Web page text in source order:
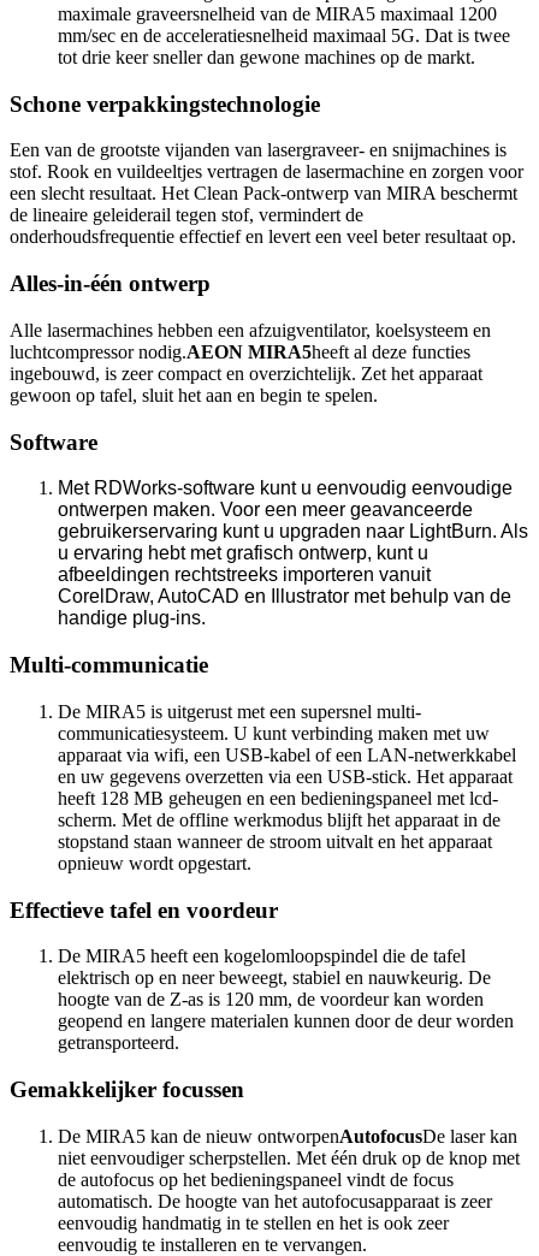
maximale graveersnelheid van de MIRA5 maximaal 1200
mm/sec en de acceleratiesnelheid maximaal 5G. Dat is twee
tot drie keer sneller dan gewone machines op de markt.
Schone verpakkingstechnologie
Een van de grootste vijanden van lasergraveer- en snijmachines is
stof. Rook en vuildeeltjes vertragen de lasermachine en zorgen voor
een slecht resultaat. Het Clean Pack-ontwerp van MIRA beschermt
de lineaire geleiderail tegen stof, vermindert de
onderhoudsfrequentie effectief en levert een veel beter resultaat op.
Alles-in-één ontwerp
Alle lasermachines hebben een afzuigventilator, koelsysteem en
luchtcompressor nodig.AEON MIRA5heeft al deze functies
ingebouwd, is zeer compact en overzichtelijk. Zet het apparaat
gewoon op tafel, sluit het aan en begin te spelen.
Software
Met RDWorks-software kunt u eenvoudig eenvoudige
ontwerpen maken. Voor een meer geavanceerde
gebruikerservaring kunt u upgraden naar LightBurn. Als
u ervaring hebt met grafisch ontwerp, kunt u
afbeeldingen rechtstreeks importeren vanuit
CorelDraw, AutoCAD en Illustrator met behulp van de
handige plug-ins.
Multi-communicatie
De MIRA5 is uitgerust met een supersnel multi-
communicatiesysteem. U kunt verbinding maken met uw
apparaat via wifi, een USB-kabel of een LAN-netwerkkabel
en uw gegevens overzetten via een USB-stick. Het apparaat
heeft 128 MB geheugen en een bedieningspaneel met lcd-
scherm. Met de offline werkmodus blijft het apparaat in de
stopstand staan ​​wanneer de stroom uitvalt en het apparaat
opnieuw wordt opgestart.
Effectieve tafel en voordeur
De MIRA5 heeft een kogelomloopspindel die de tafel
elektrisch op en neer beweegt, stabiel en nauwkeurig. De
hoogte van de Z-as is 120 mm, de voordeur kan worden
geopend en langere materialen kunnen door de deur worden
getransporteerd.
Gemakkelijker focussen
De MIRA5 kan de nieuw ontworpenAutofocusDe laser kan
niet eenvoudiger scherpstellen. Met één druk op de knop met
de autofocus op het bedieningspaneel vindt de focus
automatisch. De hoogte van het autofocusapparaat is zeer
eenvoudig handmatig in te stellen en het is ook zeer
eenvoudig te installeren en te vervangen.